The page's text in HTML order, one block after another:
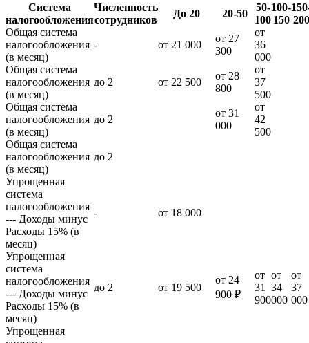
Система
налогообложения
Численность
сотрудников
До 20 20-50
50-
100
100-
150 200
Общая система
налогообложения
(в месяц)
- от 21 000
от 27
300
от
36
000
Общая система
налогообложения
(в месяц)
до 2 от 22 500
от 28
800
от
37
500
Общая система
налогообложения
(в месяц)
до 2
от 31
000
от
42
500
Общая система
налогообложения
(в месяц)
до 2
Упрощенная
система
налогообложения
--- Доходы минус
Расходы 15% (в
месяц)
- от 18 000
Упрощенная
система
налогообложения
--- Доходы минус
Расходы 15% (в
месяц)
до 2 от 19 500
от 24
900 ₽
от
31
900
от
34
000
от
37
000
Упрощенная